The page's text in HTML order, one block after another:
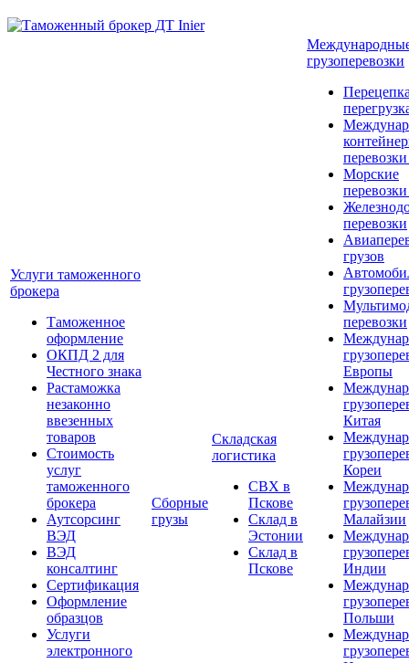
Услуги таможенного
брокера
Таможенное
оформление
ОКПД 2 для
Честного знака
Растаможка
незаконно
ввезенных
товаров
Стоимость
услуг
таможенного
брокера
Аутсорсинг
ВЭД
ВЭД
консалтинг
Сертификация
Оформление
образцов
Услуги
электронного
Сборные
грузы
Складская
логистика
СВХ в
Пскове
Склад в
Эстонии
Склад в
Пскове
грузоперевозки
Морские
перевозки
грузов
перевозки
Европы
Китая
Кореи
Малайзии
Индии
Польши